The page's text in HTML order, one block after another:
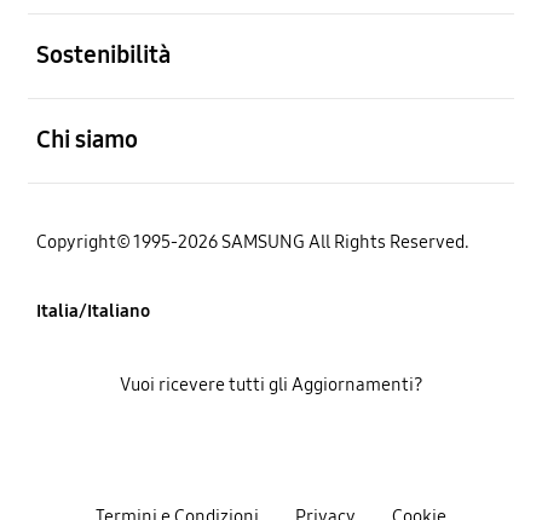
Sostenibilità
Chi siamo
Copyright© 1995-2026 SAMSUNG All Rights Reserved.
Italia/Italiano
Vuoi ricevere tutti gli Aggiornamenti?